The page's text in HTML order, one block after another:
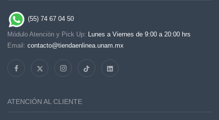
(55) 74 67 04 50
Módulo Atención y Pick Up: Lunes a Viernes de 9:00 a 20:00 hrs
Email: contacto@tiendaenlinea.unam.mx
ATENCIÓN AL CLIENTE